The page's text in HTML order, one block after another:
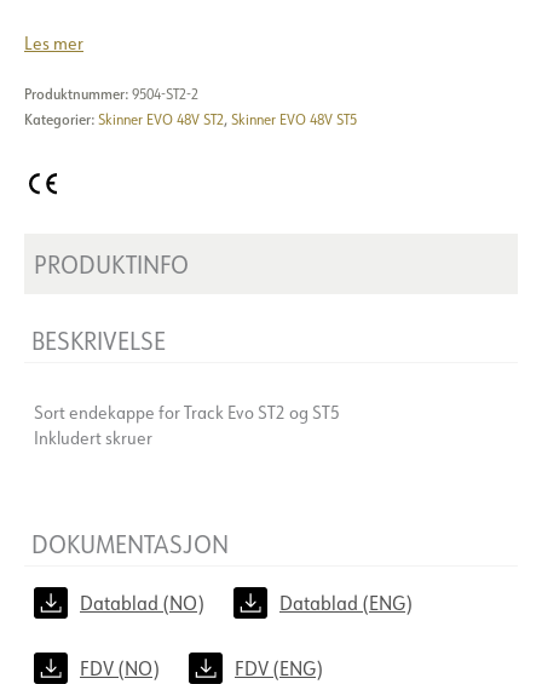
Les mer
Produktnummer: 9504-ST2-2
Kategorier: Skinner EVO 48V ST2, Skinner EVO 48V ST5
PRODUKTINFO
BESKRIVELSE
Sort endekappe for Track Evo ST2 og ST5
Inkludert skruer
DOKUMENTASJON
Datablad (NO) Datablad (ENG)
FDV (NO) FDV (ENG)